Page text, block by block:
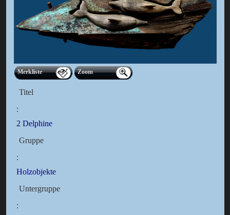
Merkliste Zoom
Titel
:
2 Delphine
Gruppe
:
Holzobjekte
Untergruppe
: